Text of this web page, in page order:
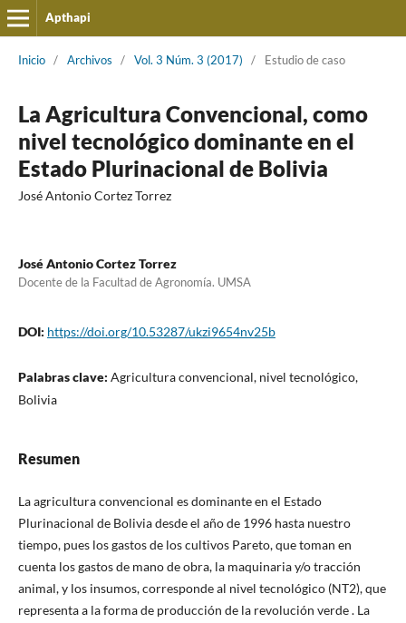
Apthapi
Inicio / Archivos / Vol. 3 Núm. 3 (2017) / Estudio de caso
La Agricultura Convencional, como
nivel tecnológico dominante en el
Estado Plurinacional de Bolivia
José Antonio Cortez Torrez
José Antonio Cortez Torrez
Docente de la Facultad de Agronomía. UMSA
DOI: https://doi.org/10.53287/ukzi9654nv25b
Palabras clave: Agricultura convencional, nivel tecnológico,
Bolivia
Resumen
La agricultura convencional es dominante en el Estado
Plurinacional de Bolivia desde el año de 1996 hasta nuestro
tiempo, pues los gastos de los cultivos Pareto, que toman en
cuenta los gastos de mano de obra, la maquinaria y/o tracción
animal, y los insumos, corresponde al nivel tecnológico (NT2), que
representa a la forma de producción de la revolución verde . La